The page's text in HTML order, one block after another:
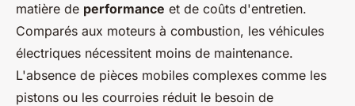
matière de performance et de coûts d'entretien.
Comparés aux moteurs à combustion, les véhicules
électriques nécessitent moins de maintenance.
L'absence de pièces mobiles complexes comme les
pistons ou les courroies réduit le besoin de